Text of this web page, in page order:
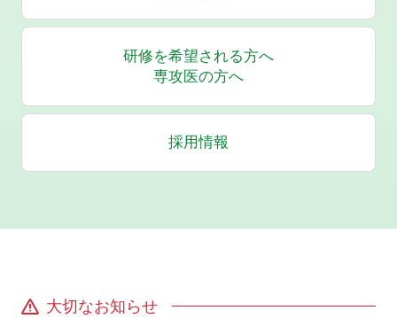
研修を希望される方へ
専攻医の方へ
採用情報
大切なお知らせ